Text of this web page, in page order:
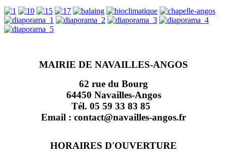
MAIRIE DE NAVAILLES-ANGOS
62 rue du Bourg
64450 Navailles-Angos
Tél. 05 59 33 83 85
Email : contact@navailles-angos.fr
HORAIRES D'OUVERTURE